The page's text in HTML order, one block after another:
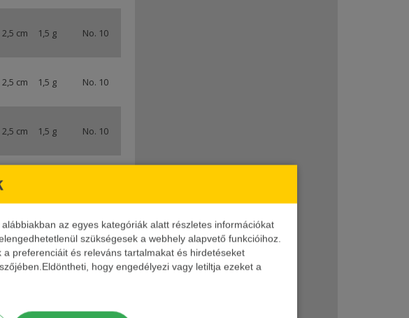
az egyes kategóriák alatt részletes információkat
szükségesek a webhely alapvető funkcióihoz.
preferenciáit és releváns tartalmakat és hirdetéseket
hogy engedélyezi vagy letiltja ezeket a
2,5 cm 1,5 g No. 10
2,5 cm 1,5 g No. 10
2,5 cm 1,5 g No. 10
2,5 cm
2,5 cm 1,5 g No. 10 0,5 m GFP
2,5 cm 1,5 g No. 10 0,5 m BE